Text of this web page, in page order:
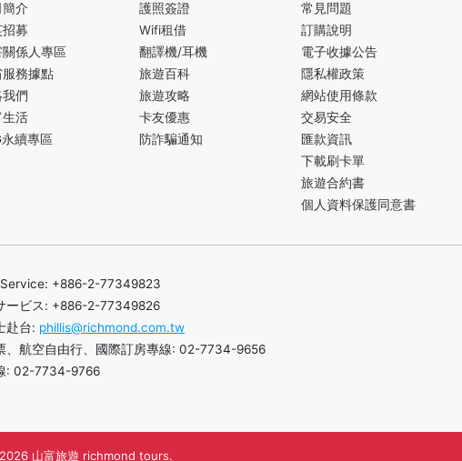
介
募
關係人專區
服務據點
們
生活
永續專區
護照簽證
Wifi租借
翻譯機/耳機
旅遊百科
旅遊攻略
卡友優惠
防詐騙通知
常見問題
訂購說明
電子收據公告
隱私權政策
網站使用條款
交易安全
匯款資訊
下載刷卡單
旅遊合約書
個人資料保護同意書
Service: +886-2-77349823
ービス: +886-2-77349826
赴台: phillis@richmond.com.tw
、航空自由行、國際訂房專線: 02-7734-9656
: 02-7734-9766
山富旅遊 richmond tours.